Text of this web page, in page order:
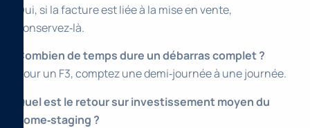
Oui, si la facture est liée à la mise en vente,
conservez‑là.
Combien de temps dure un débarras complet ?
Pour un F3, comptez une demi‑journée à une journée.
Quel est le retour sur investissement moyen du
home‑staging ?